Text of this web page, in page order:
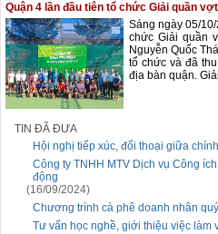
Quận 4 lần đầu tiên tổ chức Giải quần
Sáng ngày 05/
chức Giải quần
Nguyễn Quốc
tổ chức và đã
địa bàn quận.
TIN ĐÃ ĐƯA
Hội nghị tiếp xúc, đối thoại giữa
Công ty TNHH MTV Dịch vụ Công
động
(16/09/2024)
Chương trình cà phê doanh nhân
Tư vấn học nghề, giới thiệu việc làm